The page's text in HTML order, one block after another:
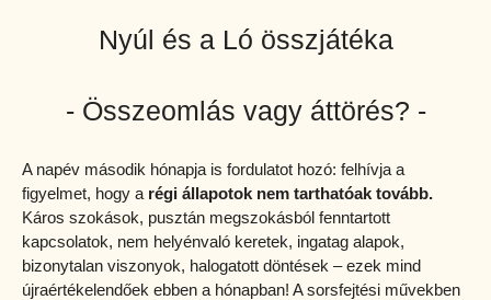
Nyúl és a Ló összjátéka
- Összeomlás vagy áttörés? -
A napév második hónapja is fordulatot hozó: felhívja a
figyelmet, hogy a régi állapotok nem tarthatóak tovább.
Káros szokások, pusztán megszokásból fenntartott
kapcsolatok, nem helyénvaló keretek, ingatag alapok,
bizonytalan viszonyok, halogatott döntések – ezek mind
újraértékelendőek ebben a hónapban! A sorsfejtési művekben